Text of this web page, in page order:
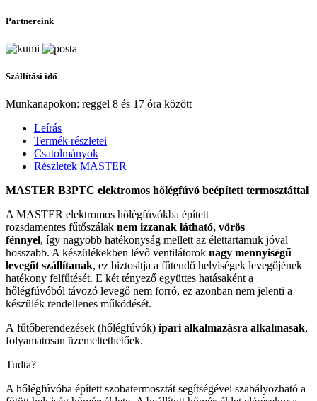
Partnereink
Szállítási idő
Munkanapokon: reggel 8 és 17 óra között
Leírás
Termék részletei
Csatolmányok
Részletek MASTER
MASTER B3PTC elektromos hőlégfúvó beépített termosztáttal
A MASTER elektromos hőlégfúvókba épített
rozsdamentes fűtőszálak nem izzanak látható, vörös
fénnyel, így nagyobb hatékonyság mellett az élettartamuk jóval
hosszabb. A készülékekben lévő ventilátorok nagy mennyiségű
levegőt szállítanak, ez biztosítja a fűtendő helyiségek levegőjének
hatékony felfűtését. E két tényező együttes hatásaként a
hőlégfúvóból távozó levegő nem forró, ez azonban nem jelenti a
készülék rendellenes működését.
A fűtőberendezések (hőlégfúvók) ipari alkalmazásra alkalmasak,
folyamatosan üzemeltethetőek.
Tudta?
A hőlégfúvóba épített szobatermosztát segítségével szabályozható a